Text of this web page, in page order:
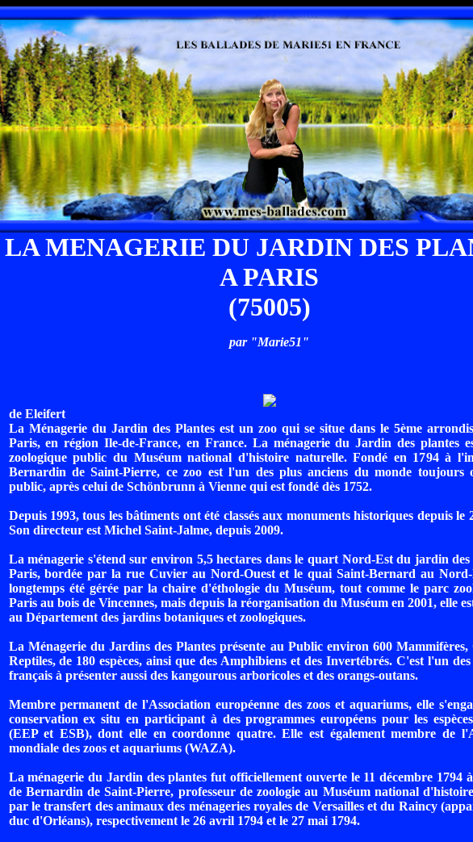
LA MENAGERIE DU JARDIN DES
A PARIS
(75005)
par "Marie51"
de Eleifert
La Ménagerie du Jardin des Plantes est un zoo qui se situe dans le 5ème
Paris, en région Ile-de-France, en France. La ménagerie du Jardin des plantes
zoologique public du Muséum national d'histoire naturelle. Fondé en 1794 à
Bernardin de Saint-Pierre, ce zoo est l'un des plus anciens du monde toujours
public, après celui de Schönbrunn à Vienne qui est fondé dès 1752.
Depuis 1993, tous les bâtiments ont été classés aux monuments historiques depuis le
Son directeur est Michel Saint-Jalme, depuis 2009.
La ménagerie s'étend sur environ 5,5 hectares dans le quart Nord-Est du jardin des
Paris, bordée par la rue Cuvier au Nord-Ouest et le quai Saint-Bernard au
longtemps été gérée par la chaire d'éthologie du Muséum, tout comme le parc
Paris au bois de Vincennes, mais depuis la réorganisation du Muséum en 2001, elle
au Département des jardins botaniques et zoologiques.
La Ménagerie du Jardins des Plantes présente au Public environ 600 Mammifères,
Reptiles, de 180 espèces, ainsi que des Amphibiens et des Invertébrés. C'est l'un
français à présenter aussi des kangourous arboricoles et des orangs-outans.
Membre permanent de l'Association européenne des zoos et aquariums, elle
conservation ex situ en participant à des programmes européens pour les espèces
(EEP et ESB), dont elle en coordonne quatre. Elle est également membre de
mondiale des zoos et aquariums (WAZA).
La ménagerie du Jardin des plantes fut officiellement ouverte le 11 décembre 1794
de Bernardin de Saint-Pierre, professeur de zoologie au Muséum national
par le transfert des animaux des ménageries royales de Versailles et du Raincy
duc d'Orléans), respectivement le 26 avril 1794 et le 27 mai 1794.